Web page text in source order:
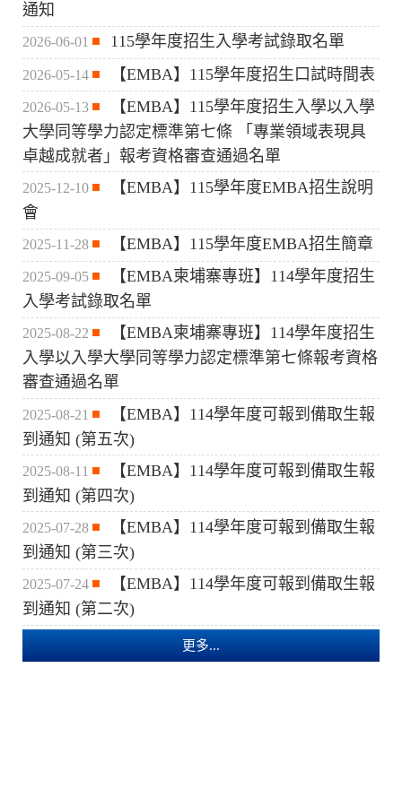
通知
2026-06-01 115學年度招生入學考試錄取名單
2026-05-14 【EMBA】115學年度招生口試時間表
2026-05-13
【EMBA】115學年度招生入學以入學
大學同等學力認定標準第七條 「專業領域表現具
卓越成就者」報考資格審查通過名單
2025-12-10
【EMBA】115學年度EMBA招生說明
會
2025-11-28 【EMBA】115學年度EMBA招生簡章
2025-09-05
【EMBA柬埔寨專班】114學年度招生
入學考試錄取名單
2025-08-22
【EMBA柬埔寨專班】114學年度招生
入學以入學大學同等學力認定標準第七條報考資格
審查通過名單
2025-08-21
【EMBA】114學年度可報到備取生報
到通知 (第五次)
2025-08-11
【EMBA】114學年度可報到備取生報
到通知 (第四次)
2025-07-28
【EMBA】114學年度可報到備取生報
到通知 (第三次)
2025-07-24
【EMBA】114學年度可報到備取生報
到通知 (第二次)
更多...